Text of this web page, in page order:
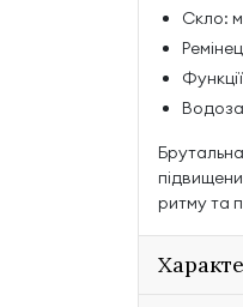
Скло:
ритму та